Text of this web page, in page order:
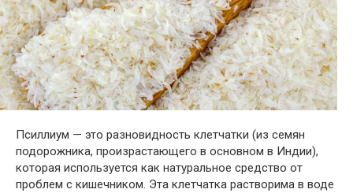
Псиллиум — это разновидность клетчатки (из семян
подорожника, произрастающего в основном в Индии),
которая используется как натуральное средство от
проблем с кишечником. Эта клетчатка растворима в воде